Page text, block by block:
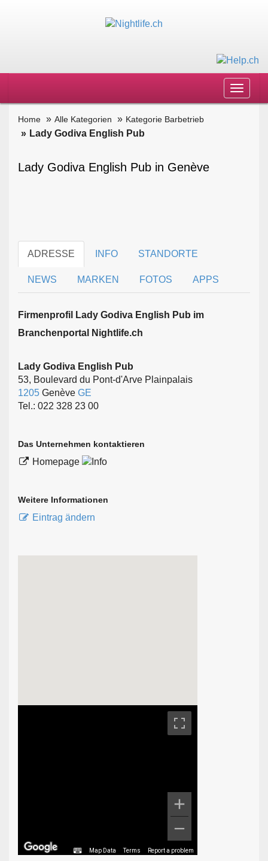
Toggle
Home Alle Kategorien Kategorie Barbetrieb
Lady Godiva English Pub
Lady Godiva English Pub in Genève
ADRESSE INFO STANDORTE
NEWS MARKEN FOTOS APPS
Firmen­profil Lady Godiva English Pub im
Branchen­portal Nightlife.ch
Lady Godiva English Pub
53, Boulevard du Pont-d'Arve Plainpalais
1205 Genève GE
Tel.: 022 328 23 00
Das Unternehmen kontaktieren
Homepage
Weitere Informationen
Eintrag ändern
Map Data Terms Report a problem